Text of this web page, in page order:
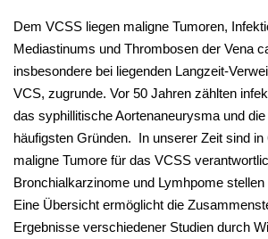
Dem VCSS liegen maligne Tumoren,
Mediastinums und Thrombosen der Vena
insbesondere bei liegenden Langzeit-
VCS, zugrunde. Vor 50 Jahren zählten
das syphillitische Aortenaneurysma und
häufigsten Gründen. In unserer Zeit sind in
maligne Tumore für das VCSS
Bronchialkarzinome und Lymhpome stellen
Eine Übersicht ermöglicht die
Ergebnisse verschiedener Studien durch